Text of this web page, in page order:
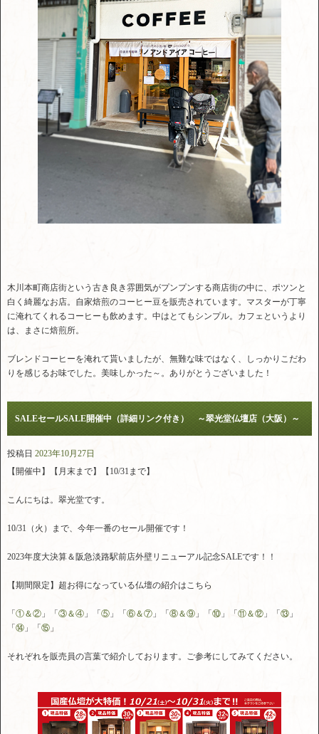
木川本町商店街という古き良き雰囲気がプンプンする商店街の中に、ポツンと
白く綺麗なお店。自家焙煎のコーヒー豆を販売されています。マスターが丁寧
に淹れてくれるコーヒーも飲めます。中はとてもシンプル。カフェというより
は、まさに焙煎所。
ブレンドコーヒーを淹れて貰いましたが、無難な味ではなく、しっかりこだわ
りを感じるお味でした。美味しかった～。ありがとうございました！
SALEセールSALE開催中（詳細リンク付き） ～翠光堂仏壇店（大阪）～
投稿日 2023年10月27日
【開催中】【月末まで】【10/31まで】
こんにちは。翠光堂です。
10/31（火）まで、今年一番のセール開催です！
2023年度大決算＆阪急淡路駅前店外壁リニューアル記念SALEです！！
【期間限定】超お得になっている仏壇の紹介はこちら
「①＆② 」「③＆④ 」「⑤ 」「⑥＆⑦ 」「⑧＆⑨ 」「⑩ 」「⑪＆⑫ 」「⑬ 」
「⑭ 」「⑮ 」
それぞれを販売員の言葉で紹介しております。ご参考にしてみてください。